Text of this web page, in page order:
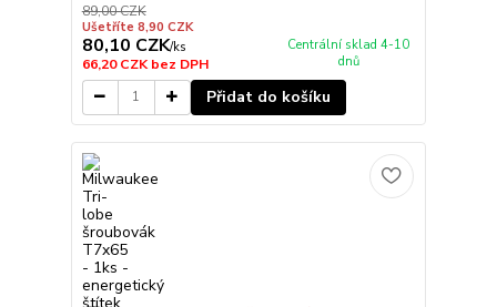
89,00 CZK
Ušetříte 8,90 CZK
80,10 CZK/ks
66,20 CZKbez DPH
Centrální sklad 4-10
dnů
Přidat do košíku